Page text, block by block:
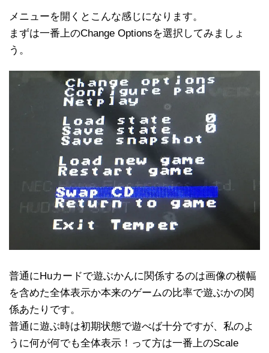
メニューを開くとこんな感じになります。
まずは一番上のChange Optionsを選択してみましょ
う。
普通にHuカードで遊ぶかんに関係するのは画像の横幅
を含めた全体表示か本来のゲームの比率で遊ぶかの関
係あたりです。
普通に遊ぶ時は初期状態で遊べば十分ですが、私のよ
うに何が何でも全体表示！って方は一番上のScale